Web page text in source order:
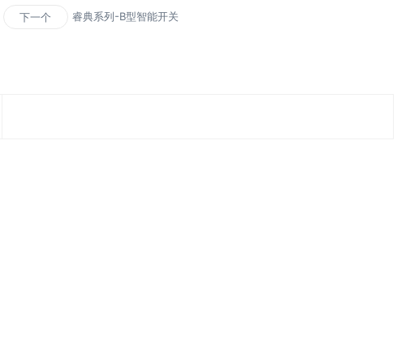
下一个 睿典系列-B型智能开关